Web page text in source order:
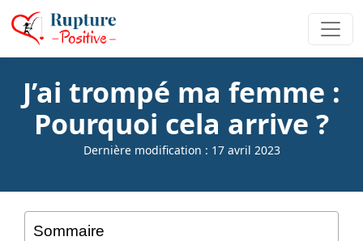
J’ai trompé ma femme :
Pourquoi cela arrive ?
Dernière modification : 17 avril 2023
Sommaire